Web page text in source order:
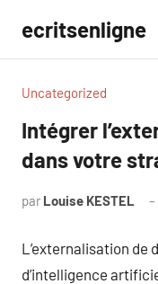
contenu
ecritsenligne
Uncategorized
Intégrer
dans votre
par Louise KESTEL
L’externalisation de
d’intelligence